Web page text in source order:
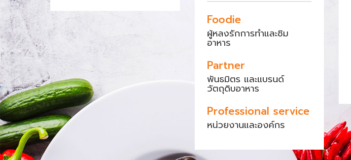
Foodie
ผู้หลงรักการทำและชิม
อาหาร
Partner
พันธมิตร และแบรนด์
วัตถุดิบอาหาร
Professional service
หน่วยงานและองค์กร